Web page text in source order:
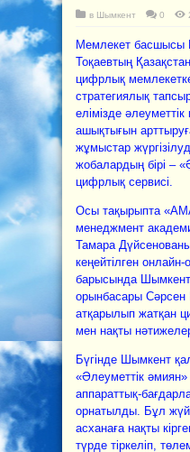
в Шымкент 0
Мемлекет басшысы
Тоқаевтың
цифрлық
стратегиялық
елімізде
ашықтығын
жұмыстар
жобалардың бірі –
цифрлық сервисі.
Осы тақырыпта
менеджмент
Тамара
кеңейтілген
барысында Шымкент
орынбасары Сәрсен
атқарылып жатқан
мен нақты
Бүгінде Шымкент
«Әлеуметтік
аппараттық-
орнатылды. Бұл
асханаға нақты
түрде тіркеліп,